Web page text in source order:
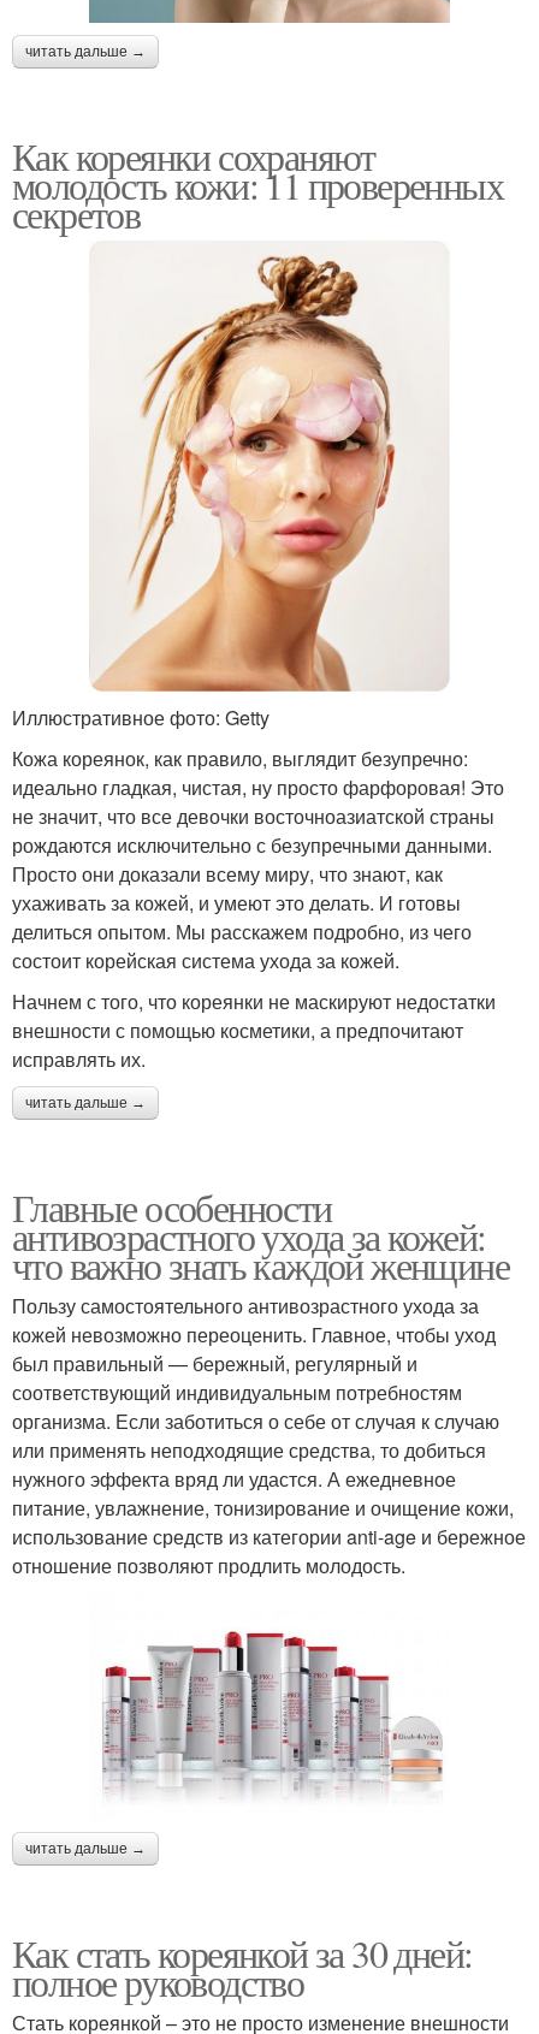
читать дальше →
Как кореянки сохраняют
молодость кожи: 11 проверенных
секретов
Иллюстративное фото: Getty
Кожа кореянок, как правило, выглядит безупречно:
идеально гладкая, чистая, ну просто фарфоровая! Это
не значит, что все девочки восточноазиатской страны
рождаются исключительно с безупречными данными.
Просто они доказали всему миру, что знают, как
ухаживать за кожей, и умеют это делать. И готовы
делиться опытом. Мы расскажем подробно, из чего
состоит корейская система ухода за кожей.
Начнем с того, что кореянки не маскируют недостатки
внешности с помощью косметики, а предпочитают
исправлять их.
читать дальше →
Главные особенности
антивозрастного ухода за кожей:
что важно знать каждой женщине
Пользу самостоятельного антивозрастного ухода за
кожей невозможно переоценить. Главное, чтобы уход
был правильный — бережный, регулярный и
соответствующий индивидуальным потребностям
организма. Если заботиться о себе от случая к случаю
или применять неподходящие средства, то добиться
нужного эффекта вряд ли удастся. А ежедневное
питание, увлажнение, тонизирование и очищение кожи,
использование средств из категории anti-age и бережное
отношение позволяют продлить молодость.
читать дальше →
Как стать кореянкой за 30 дней:
полное руководство
Стать кореянкой – это не просто изменение внешности